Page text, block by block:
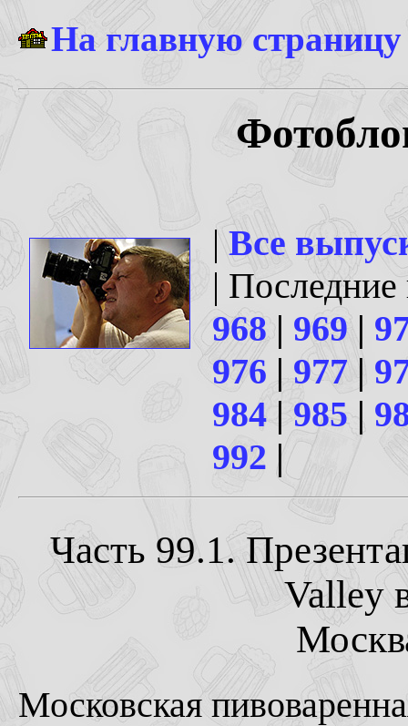
На главную
|Все
|
968| 969|
976 | 977 |
984 | 985|
992 |
Часть 99.1.
Valley
Московская